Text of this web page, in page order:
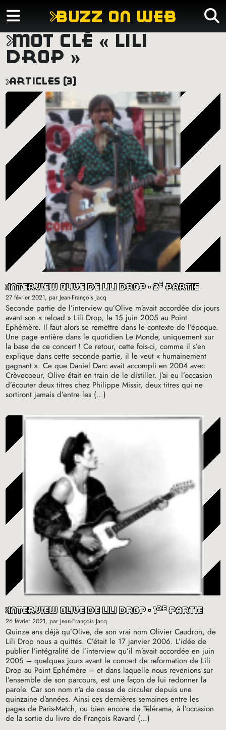
buzz on web
mot clé « lili
drop »
articles (3)
interview olive de lili drop - 2e partie
27 février 2021, par Jean-François Jacq
Seconde partie de l’interview qu’Olive m’avait accordée dix jours
avant son « reload » Lili Drop, le 15 juin 2005 au Point
Ephémère. Il faut alors se remettre dans le contexte de l’époque.
Une page entière dans le quotidien Le Monde, uniquement sur
la base de ce concert ! Ce retour, cette fois-ci, comme il s’en
explique dans cette seconde partie, il le veut « humainement
gagnant ». Ce que Daniel Darc avait accompli en 2004 avec
Crèvecoeur, Olive était en train de le distiller. J’ai eu l’occasion
d’écouter deux titres chez Philippe Missir, deux titres qui ne
sortiront jamais d’entre les (…)
interview olive de lili drop - 1re partie
26 février 2021, par Jean-François Jacq
Quinze ans déjà qu’Olive, de son vrai nom Olivier Caudron, de
Lili Drop nous a quittés. C’était le 17 janvier 2006. L’idée de
publier l’intégralité de l’interview qu’il m’avait accordée en juin
2005 – quelques jours avant le concert de reformation de Lili
Drop au Point Ephémère – et dans laquelle nous revenions sur
l’ensemble de son parcours, est une façon de lui redonner la
parole. Car son nom n’a de cesse de circuler depuis une
quinzaine d’années. Ainsi ces dernières semaines entre les
pages de Paris-Match, ou bien encore de Télérama, à l’occasion
de la sortie du livre de François Ravard (…)